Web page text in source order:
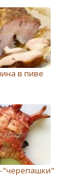
в пиве
"черепашки"